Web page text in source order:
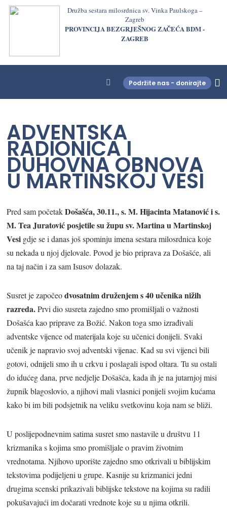
Družba sestara milosrdnica sv. Vinka Paulskoga –
Zagreb
PROVINCIJA BEZGRJEŠNOG ZAČEĆA BDM -
ZAGREB
Podržite nas - donirajte
ADVENTSKA
RADIONICA I
DUHOVNA OBNOVA
U MARTINSKOJ VESI
Pred sam početakDošašća, 30.11., s. M. Hijacinta Matanović i s.
M. Tea Juratović posjetile su župu sv. Martina u Martinskoj
Vesi gdje se i danas još spominju imena sestara milosrdnica koje
su nekada u njoj djelovale. Povod je bio priprava za Došašće, ali
na taj način i za sam Isusov dolazak.
Susret je započeodvosatnim druženjem s 40 učenika nižih
razreda.Prvi dio susreta zajedno smo promišljali o važnosti
Došašća kao priprave za Božić. Nakon toga smo izrađivali
adventske vijence od materijala koje su učenici donijeli. Svaki
učenik je napravio svoj adventski vijenac. Kad su svi vijenci bili
gotovi, odnijeli smo ih u crkvu i poslagali ispod oltara. Tu su ostali
do idućeg dana, prve nedjelje Došašća, kada ih je na jutarnjoj misi
župnik blagoslovio, a njihovi mali vlasnici ponijeli svojim kućama
kako bi im bili podsjetnik na veliku svetkovinu koja nam se bliži.
U poslijepodnevnim satima susret smo nastavile u društvu 11
krizmanika s kojima smo promišljale o pravim životnim
vrednotama. Njihovo uporište zajedno smo otkrivali u biblijskim
tekstovima podijeljeni u grupe. Kasnije su krizmanici jedni
drugima scenski prikazivali biblijske tekstove na kojima su radili
pokušavajući im dočarati vrednote koje su u njima otkrili.